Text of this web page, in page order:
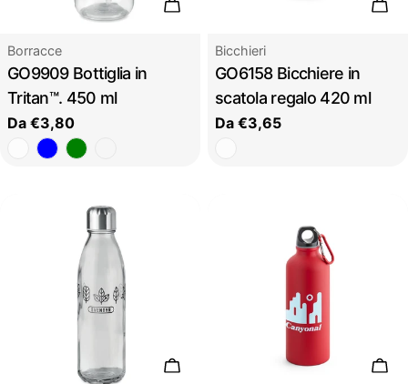
Scegli le opzioni
Tipo:
Borracce
GO9909 Bottiglia in
Tritan™. 450 ml
Prezzo
regolare
Da €3,80
Tipo:
Bicchieri
GO6158 Bicchiere in
scatola regalo 420 ml
Prezzo
Da €3,65
Scegli le opzioni